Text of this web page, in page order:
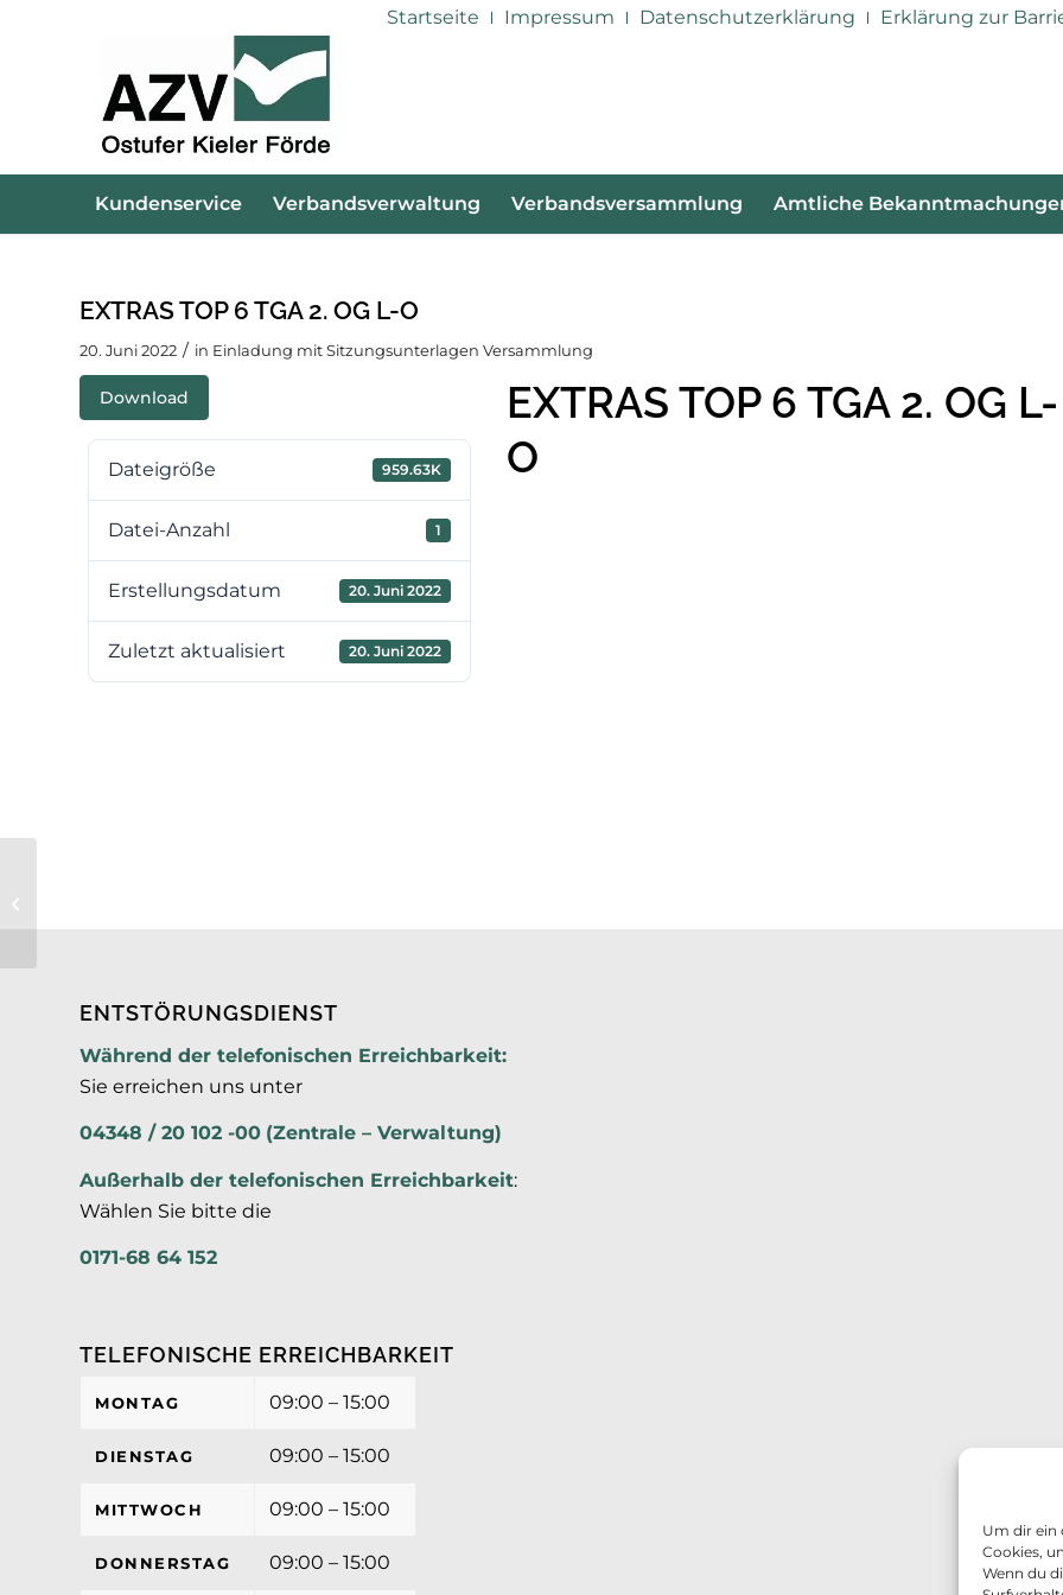
Um dir ein
Cookies,
Wenn du
Startseite Impressum Datenschutzerklärung Erklärung zur
Kundenservice Verbandsverwaltung Verbandsversammlung Amtliche
EXTRAS TOP 6 TGA 2. OG L-O
20. Juni 2022 / in Einladung mit Sitzungsunterlagen Versammlung
Download
Dateigröße 959.63K
Datei-Anzahl 1
Erstellungsdatum 20. Juni 2022
Zuletzt aktualisiert 20. Juni 2022
EXTRAS TOP 6 TGA 2. OG L-
O
ENTSTÖRUNGSDIENST
Während der telefonischen Erreichbarkeit:
Sie erreichen uns unter
04348 / 20 102 -00 (Zentrale – Verwaltung)
Außerhalb der telefonischen Erreichbarkeit:
Wählen Sie bitte die
0171-68 64 152
TELEFONISCHE ERREICHBARKEIT
MONTAG 09:00 – 15:00
DIENSTAG 09:00 – 15:00
MITTWOCH 09:00 – 15:00
DONNERSTAG 09:00 – 15:00